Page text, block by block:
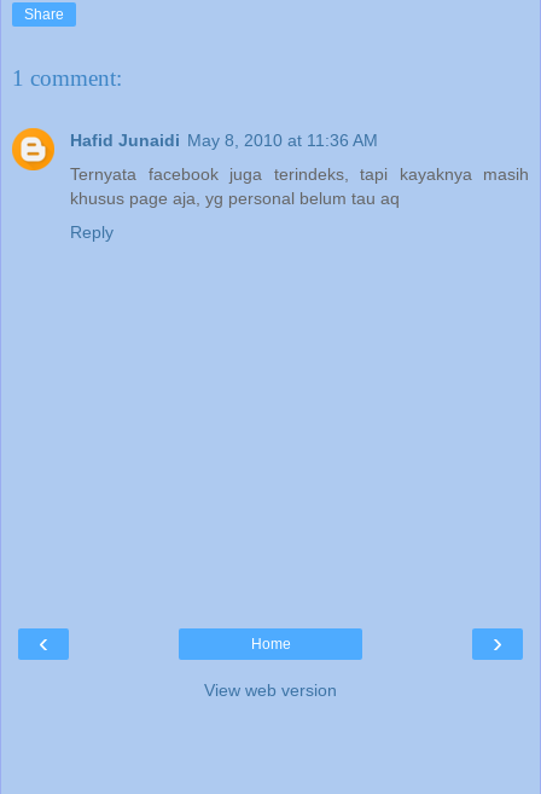
Share
1 comment:
Hafid Junaidi May 8, 2010 at 11:36 AM
Ternyata facebook juga terindeks, tapi kayaknya masih
khusus page aja, yg personal belum tau aq
Reply
‹ ›
Home
View web version